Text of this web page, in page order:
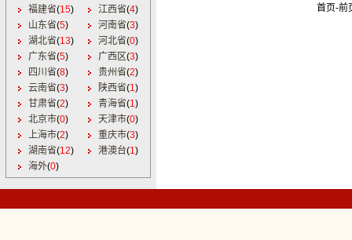
福建省(15) 江西省(4)
山东省(5) 河南省(3)
湖北省(13) 河北省(0)
广东省(5) 广西区(3)
四川省(8) 贵州省(2)
云南省(3) 陕西省(1)
甘肃省(2) 青海省(1)
北京市(0) 天津市(0)
上海市(2) 重庆市(3)
湖南省(12) 港澳台(1)
海外(0)
首页-前